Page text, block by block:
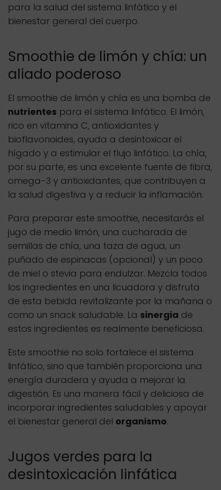
para la salud del sistema linfático y el
bienestar general del cuerpo.
Smoothie de limón y chía: un
aliado poderoso
El smoothie de limón y chía es una bomba de
nutrientes para el sistema linfático. El limón,
rico en vitamina C, antioxidantes y
bioflavonoides, ayuda a desintoxicar el
hígado y a estimular el flujo linfático. La chía,
por su parte, es una excelente fuente de fibra,
omega-3 y antioxidantes, que contribuyen a
la salud digestiva y a reducir la inflamación.
Para preparar este smoothie, necesitarás el
jugo de medio limón, una cucharada de
semillas de chía, una taza de agua, un
puñado de espinacas (opcional) y un poco
de miel o stevia para endulzar. Mezcla todos
los ingredientes en una licuadora y disfruta
de esta bebida revitalizante por la mañana o
como un snack saludable. La sinergia de
estos ingredientes es realmente beneficiosa.
Este smoothie no solo fortalece el sistema
linfático, sino que también proporciona una
energía duradera y ayuda a mejorar la
digestión. Es una manera fácil y deliciosa de
incorporar ingredientes saludables y apoyar
el bienestar general del organismo.
Jugos verdes para la
desintoxicación linfática